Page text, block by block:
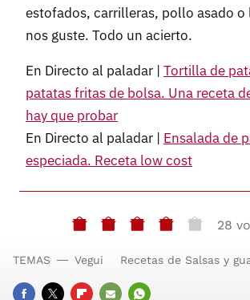
estofados, carrilleras, pollo asado o
nos guste. Todo un acierto.
En Directo al paladar | Tortilla de
patatas fritas de bolsa. Una receta
hay que probar
En Directo al paladar | Ensalada de
especiada. Receta low cost
28
TEMAS Vegui Recetas de Salsas y